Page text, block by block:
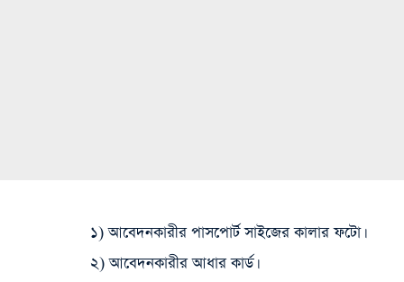
১) আবেদনকারীর পাসপোর্ট সাইজের কালার ফটো।
২) আবেদনকারীর আধার কার্ড।